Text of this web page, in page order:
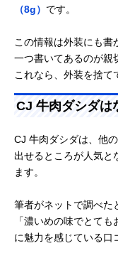
（8g） です。
この情報は外装にも書
一つ書いてあるのが親
これなら、外装を捨て
CJ 牛肉ダシダは
CJ 牛肉ダシダは、他
出せるところが人気と
ます。
筆者がネットで調べた
「濃いめの味でとて
に魅力を感じている口